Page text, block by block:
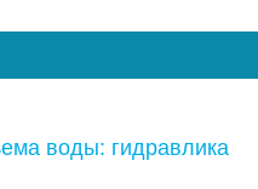
воды: гидравлика